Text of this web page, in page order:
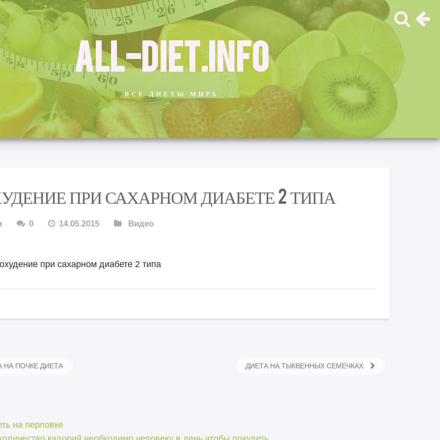
ALL-DIET.INFO
ВСЕ ДИЕТЫ МИРА
ПРИ САХАРНОМ ДИАБЕТЕ 2 ТИПА
0 14.05.2015 Видео
охудение при сахарном диабете 2 типа
НА ПОЧКЕ ДИЕТА ДИЕТА НА ТЫКВЕННЫХ СЕМЕЧКАХ
на перловке